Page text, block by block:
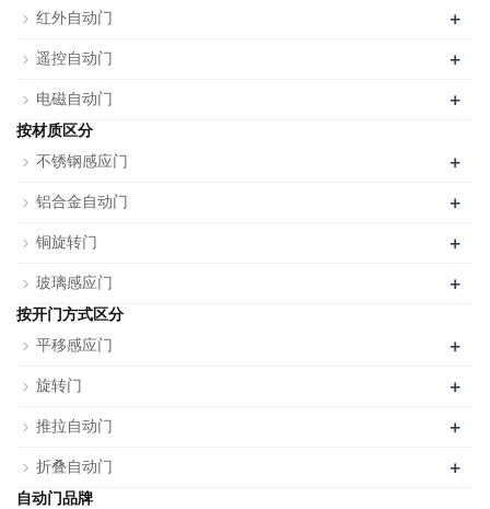
红外自动门 +
遥控自动门 +
电磁自动门 +
按材质区分
不锈钢感应门
+
铝合金自动门 +
铜旋转门 +
玻璃感应门 +
按开门方式区分
平移感应门
+
旋转门 +
推拉自动门 +
折叠自动门 +
自动门品牌